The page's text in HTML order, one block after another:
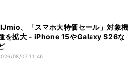
、「スマホ大特価セール」対象機
を拡大 - iPhone 15やGalaxy S26な
08/07 11:46